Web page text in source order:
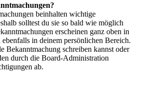
beinhalten wichtige
solltest du sie so bald wie möglich
erscheinen ganz oben in
in deinem persönlichen Bereich.
Bekanntmachung schreiben kannst oder
durch die Board-Administration
ab.